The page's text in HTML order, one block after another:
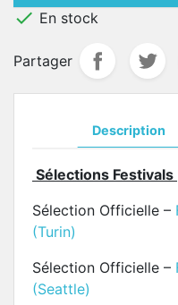
 En stock
Partager
Description
Sélections Festivals
Sélection Officielle –
(Turin)
Sélection Officielle –
(Seattle)